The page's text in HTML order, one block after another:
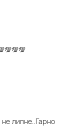
не липне..Гарно